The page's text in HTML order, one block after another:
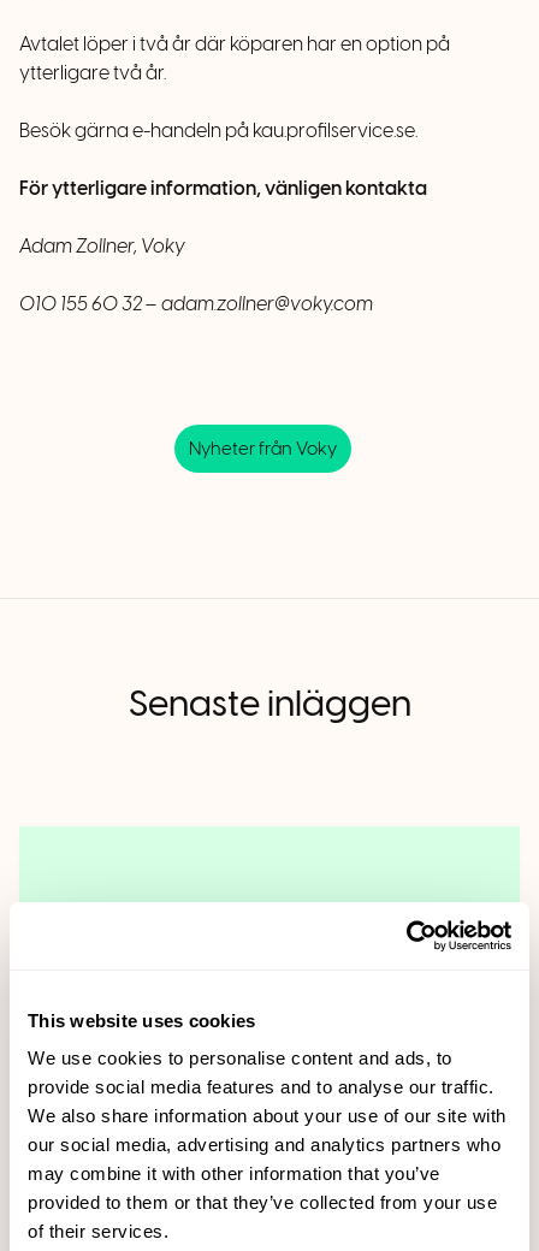
This website uses cookies
We use cookies to personalise content and ads, to
provide social media features and to analyse our traffic.
We also share information about your use of our site with
our social media, advertising and analytics partners who
may combine it with other information that you’ve
provided to them or that they’ve collected from your use
of their services.
Avtalet löper i två år där köparen har en option på
ytterligare två år.
Besök gärna e-handeln på kau.profilservice.se.
För ytterligare information, vänligen kontakta
Adam Zollner, Voky
010 155 60 32 – adam.zollner@voky.com
Nyheter från Voky
Senaste inläggen
Voky tecknar ramavtal med Skellefteå kommun
Läs mer